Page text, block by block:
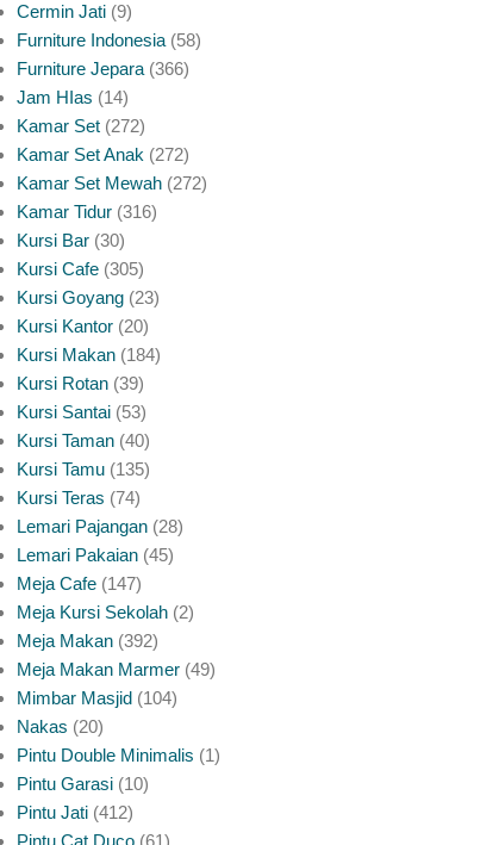
INSPIRASI PINTU JATI JEPARA
Meja Makan Marmer Rangka Jati Yang
Cermin Jati 9
Furniture Indonesia 58
Furniture Jepara 366
Jam HIas 14
Kamar Set 272
Kamar Set Anak 272
Kamar Set Mewah 272
Kamar Tidur 316
Kursi Bar 30
Kursi Cafe 305
Kursi Goyang 23
Kursi Kantor 20
Kursi Makan 184
Kursi Rotan 39
Kursi Santai 53
Kursi Taman 40
Kursi Tamu 135
Kursi Teras 74
Lemari Pajangan 28
Lemari Pakaian 45
Meja Cafe 147
Meja Kursi Sekolah 2
Meja Makan 392
Meja Makan Marmer 49
Mimbar Masjid 104
Nakas 20
Pintu Double Minimalis 1
Pintu Garasi 10
Pintu Jati 412
Pintu Cat Duco 61